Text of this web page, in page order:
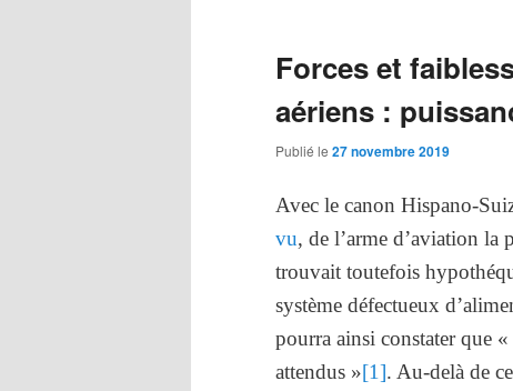
Forces et
aériens :
Publié le 27 novembre 2019
Avec le canon Hispano-
vu, de l’arme d’aviation la
trouvait toutefois
système défectueux
pourra ainsi constater que
attendus »[1]. Au-delà de